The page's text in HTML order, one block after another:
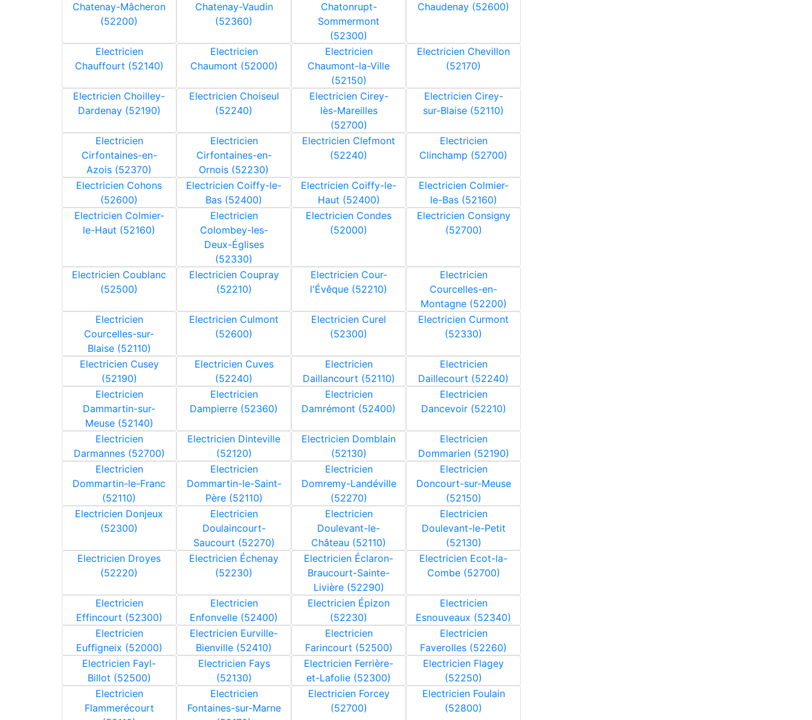
Chatenay-Mâcheron
(52200)
Chatenay-Vaudin
(52360)
Chatonrupt-
Sommermont
(52300)
Chaudenay (52600)
Electricien
Chauffourt (52140)
Electricien
Chaumont (52000)
Electricien
Chaumont-la-Ville
(52150)
Electricien Chevillon
(52170)
Electricien Choilley-
Dardenay (52190)
Electricien Choiseul
(52240)
Electricien Cirey-
lès-Mareilles
(52700)
Electricien Cirey-
sur-Blaise (52110)
Electricien
Cirfontaines-en-
Azois (52370)
Electricien
Cirfontaines-en-
Ornois (52230)
Electricien Clefmont
(52240)
Electricien
Clinchamp (52700)
Electricien Cohons
(52600)
Electricien Coiffy-le-
Bas (52400)
Electricien Coiffy-le-
Haut (52400)
Electricien Colmier-
le-Bas (52160)
Electricien Colmier-
le-Haut (52160)
Electricien
Colombey-les-
Deux-Églises
(52330)
Electricien Condes
(52000)
Electricien Consigny
(52700)
Electricien Coublanc
(52500)
Electricien Coupray
(52210)
Electricien Cour-
l'Évêque (52210)
Electricien
Courcelles-en-
Montagne (52200)
Electricien
Courcelles-sur-
Blaise (52110)
Electricien Culmont
(52600)
Electricien Curel
(52300)
Electricien Curmont
(52330)
Electricien Cusey
(52190)
Electricien Cuves
(52240)
Electricien
Daillancourt (52110)
Electricien
Daillecourt (52240)
Electricien
Dammartin-sur-
Meuse (52140)
Electricien
Dampierre (52360)
Electricien
Damrémont (52400)
Electricien
Dancevoir (52210)
Electricien
Darmannes (52700)
Electricien Dinteville
(52120)
Electricien Domblain
(52130)
Electricien
Dommarien (52190)
Electricien
Dommartin-le-Franc
(52110)
Electricien
Dommartin-le-Saint-
Père (52110)
Electricien
Domremy-Landéville
(52270)
Electricien
Doncourt-sur-Meuse
(52150)
Electricien Donjeux
(52300)
Electricien
Doulaincourt-
Saucourt (52270)
Electricien
Doulevant-le-
Château (52110)
Electricien
Doulevant-le-Petit
(52130)
Electricien Droyes
(52220)
Electricien Échenay
(52230)
Electricien Éclaron-
Braucourt-Sainte-
Livière (52290)
Electricien Ecot-la-
Combe (52700)
Electricien
Effincourt (52300)
Electricien
Enfonvelle (52400)
Electricien Épizon
(52230)
Electricien
Esnouveaux (52340)
Electricien
Euffigneix (52000)
Electricien Eurville-
Bienville (52410)
Electricien
Farincourt (52500)
Electricien
Faverolles (52260)
Electricien Fayl-
Billot (52500)
Electricien Fays
(52130)
Electricien Ferrière-
et-Lafolie (52300)
Electricien Flagey
(52250)
Electricien
Flammerécourt
Electricien
Fontaines-sur-Marne
Electricien Forcey
(52700)
Electricien Foulain
(52800)